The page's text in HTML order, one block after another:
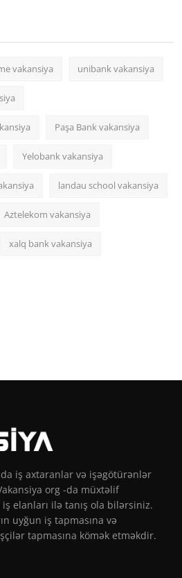
vakansiya unibank vakansiya
Paşa Bank vakansiya
Yelobank vakansiya
landau school vakansiya
Aztelekom vakansiya
xalq bank vakansiya
iş axtaranlar və işəgötürənlər
org -da müxtəlif
elanları ilə tanış ola bilərsiniz.
uyğun iş tapmasına və
tapmasına kömək etməkdir.